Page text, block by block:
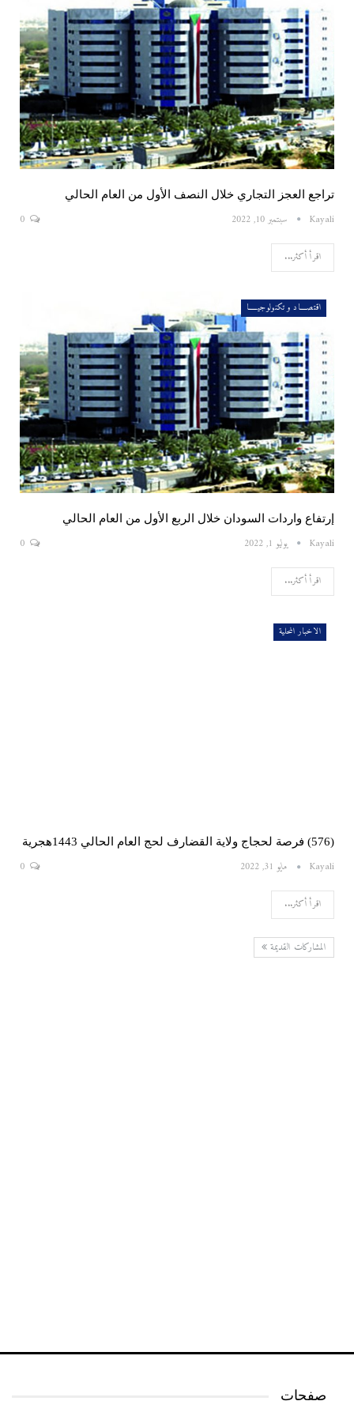
تراجع العجز التجاري خلال النصف الأول من العام الحالي
Kayali سبتمبر 10, 2022
اقرأ أكثر...
اقتصــــاد و تكنولوجيـــــا
إرتفاع واردات السودان خلال الربع الأول من العام الحالي
Kayali يوليو 1, 2022
اقرأ أكثر...
الاخبار المحلية
(576) فرصة لحجاج ولاية القضارف لحج العام الحالي 1443هجرية
Kayali مايو 31, 2022
اقرأ أكثر...
المشاركات القديمة
صفحات